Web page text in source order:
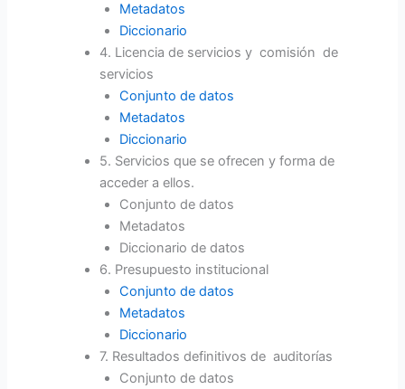
Metadatos
Diccionario
4. Licencia de servicios y comisión de
servicios
Conjunto de datos
Metadatos
Diccionario
5. Servicios que se ofrecen y forma de
acceder a ellos.
Conjunto de datos
Metadatos
Diccionario de datos
6. Presupuesto institucional
Conjunto de datos
Metadatos
Diccionario
7. Resultados definitivos de auditorías
Conjunto de datos